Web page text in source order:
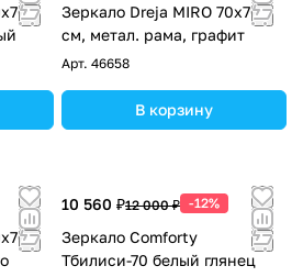
Зеркало Dreja MIRO 70х70
см, метал. рама, графит
Арт. 46658
В корзину
10 560 ₽12 000 ₽ -12%
Зеркало Comforty
Тбилиси-70 белый глянец